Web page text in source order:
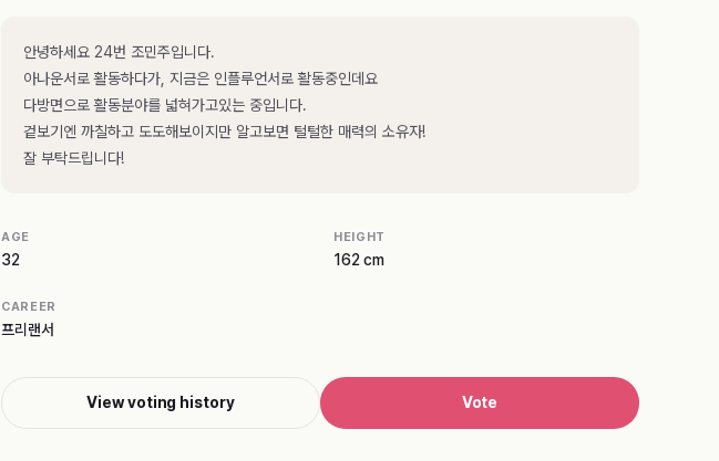
안녕하세요 24번 조민주입니다.
아나운서로 활동하다가, 지금은 인플루언서로 활동중인데요
다방면으로 활동분야를 넓혀가고있는 중입니다.
겉보기엔 까칠하고 도도해보이지만 알고보면 털털한 매력의 소유자!
잘 부탁드립니다!
AGE
32
HEIGHT
162 cm
CAREER
프리랜서
View voting history Vote